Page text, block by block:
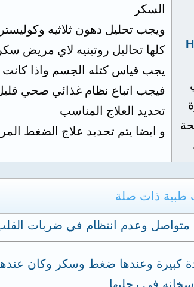
السكر
ويجب تحليل دهون ثلاثيه
كلها تحاليل روتينيه لاي مريض
يجب قياس كتله الجسم واذا
فيجب اتباع نظام غذائي صحي
تحديد العلاج المناسب
و ايضا يتم تحديد علاج الضغط
طبية ذات صلة
وعدم انتظام في ضربات
كبيرة وعندها ضغط وسكر وكان
فى رجليها...